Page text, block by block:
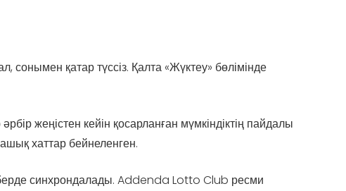
сонымен қатар түссіз. Қалта «Жүктеу» бөлімінде
жеңістен кейін қосарланған мүмкіндіктің пайдалы
хаттар бейнеленген.
синхрондалады. Addenda Lotto Club ресми